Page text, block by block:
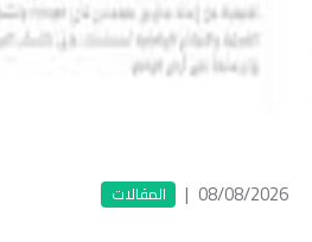
08/08/2026
| المقالات